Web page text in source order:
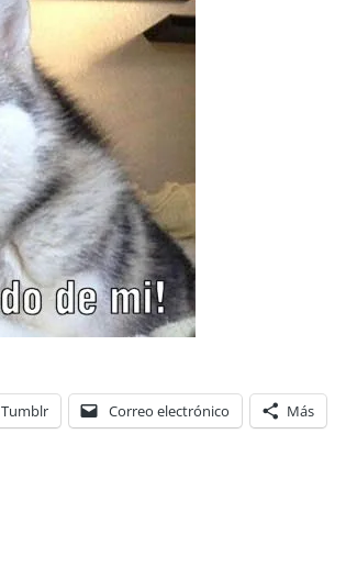
Tumblr Correo electrónico Más